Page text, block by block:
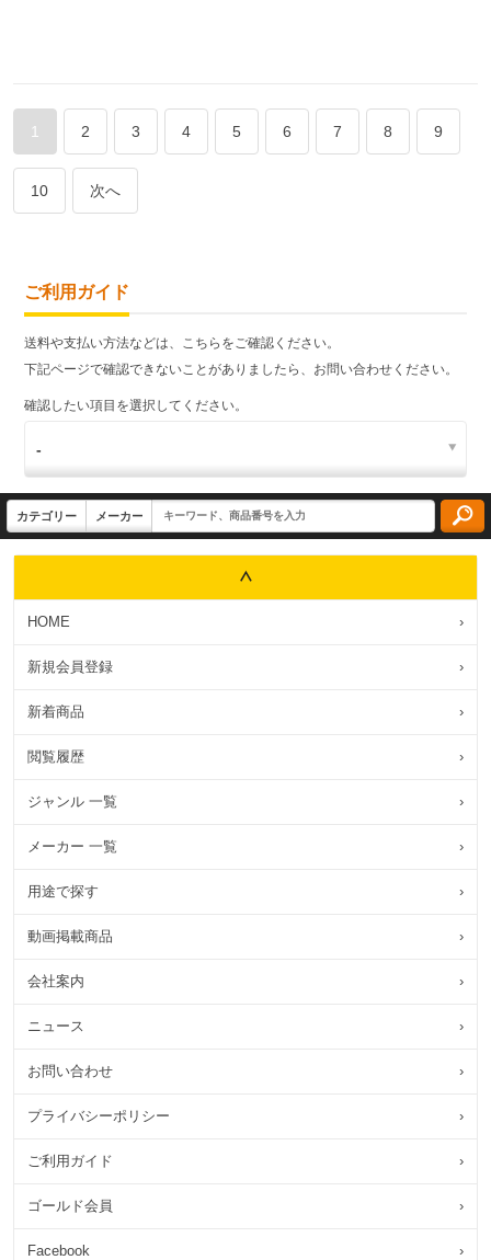
1 2 3 4 5 6 7 8 9
10 次へ
ご利用ガイド
送料や支払い方法などは、こちらをご確認ください。
下記ページで確認できないことがありましたら、お問い合わせください。
確認したい項目を選択してください。
HOME ›
新規会員登録 ›
新着商品 ›
閲覧履歴 ›
ジャンル 一覧 ›
メーカー 一覧 ›
用途で探す ›
動画掲載商品 ›
会社案内 ›
ニュース ›
お問い合わせ ›
プライバシーポリシー ›
ご利用ガイド ›
ゴールド会員 ›
Facebook ›